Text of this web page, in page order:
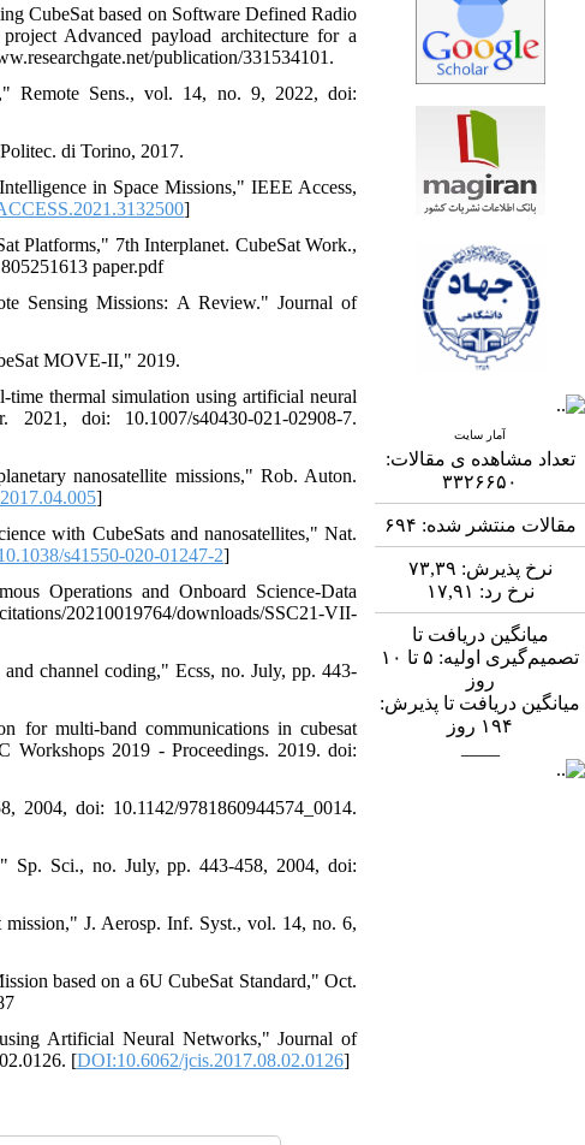
آمار سایت
تعداد مشاهده ی مقالات:
۳۳۲۶۶۵۰
مقالات منتشر شده: ۶۹۴
نرخ پذیرش: ۷۳,۳۹
نرخ رد: ۱۷,۹۱
میانگین دریافت تا
تصمیم‌گیری اولیه: ۵ تا ۱۰
روز
میانگین دریافت تا پذیرش:
۱۹۴ روز
CubeSat based on Software Defined Radio
Advanced payload architecture for a
publication/331534101.
Remote Sens., vol. 14, no. 9, 2022, doi:
di Torino, 2017.
in Space Missions," IEEE Access,
]
Platforms," 7th Interplanet. CubeSat Work.,
paper.pdf
Sensing Missions: A Review." Journal of
MOVE-II," 2019.
thermal simulation using artificial neural
doi: 10.1007/s40430-021-02908-7.
nanosatellite missions," Rob. Auton.
]
with CubeSats and nanosatellites," Nat.
s41550-020-01247-2]
Operations and Onboard Science-Data
20210019764/downloads/SSC21-VII-
channel coding," Ecss, no. July, pp. 443-
for multi-band communications in cubesat
Workshops 2019 - Proceedings. 2019. doi:
2004, doi: 10.1142/9781860944574_0014.
Sp. Sci., no. July, pp. 443-458, 2004, doi:
J. Aerosp. Inf. Syst., vol. 14, no. 6,
based on a 6U CubeSat Standard," Oct.
Artificial Neural Networks," Journal of
[DOI:10.6062/jcis.2017.08.02.0126]